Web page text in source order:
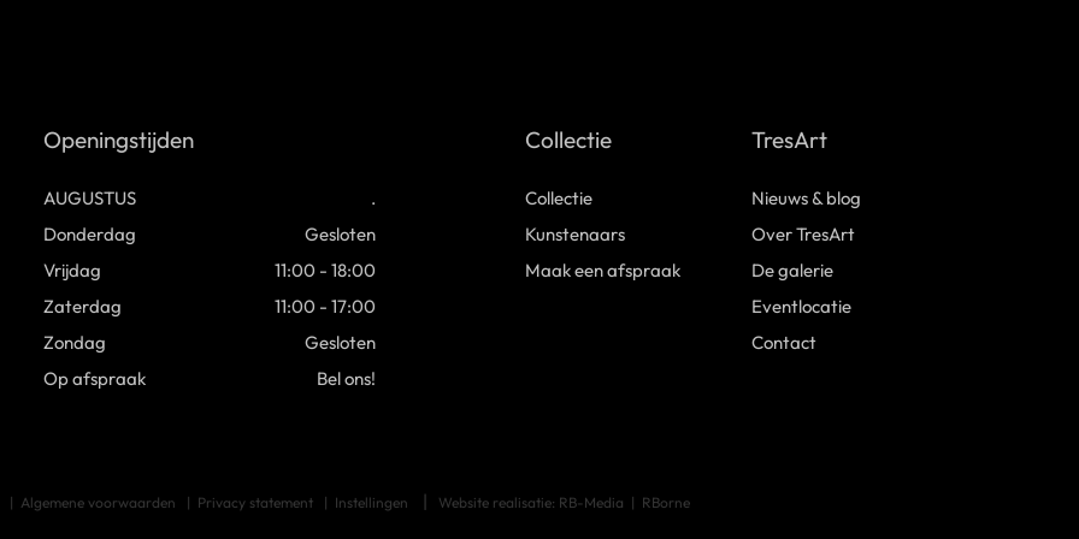
Openingstijden
AUGUSTUS
.
Donderdag
Gesloten
Vrijdag
11:00 - 18:00
Zaterdag
11:00 - 17:00
Zondag
Gesloten
Op afspraak
Bel ons!
Collectie
Collectie
Kunstenaars
Maak een afspraak
TresArt
Nieuws & blog
Over TresArt
De galerie
Eventlocatie
Contact
Algemene voorwaarden Privacy statement Instellingen Website realisatie: RB-Media RBorne